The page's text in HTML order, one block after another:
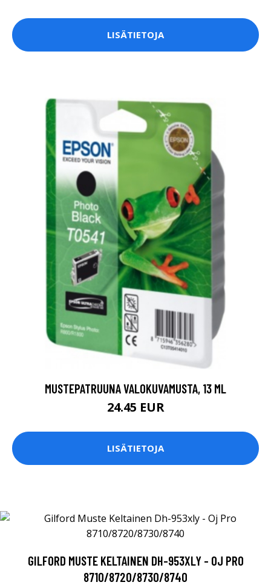
LISÄTIETOJA
MUSTEPATRUUNA VALOKUVAMUSTA, 13 ML
24.45 EUR
LISÄTIETOJA
GILFORD MUSTE KELTAINEN DH-953XLY - OJ PRO
8710/8720/8730/8740